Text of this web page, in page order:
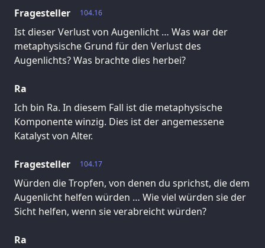
104.16
Fragesteller
Ist dieser Verlust von Augenlicht … Was war der
metaphysische Grund für den Verlust des
Augenlichts? Was brachte dies herbei?
Ra
Ich bin Ra. In diesem Fall ist die metaphysische
Komponente winzig. Dies ist der angemessene
Katalyst von Alter.
104.17
Fragesteller
Würden die Tropfen, von denen du sprichst, die dem
Augenlicht helfen würden … Wie viel würden sie der
Sicht helfen, wenn sie verabreicht würden?
Ra